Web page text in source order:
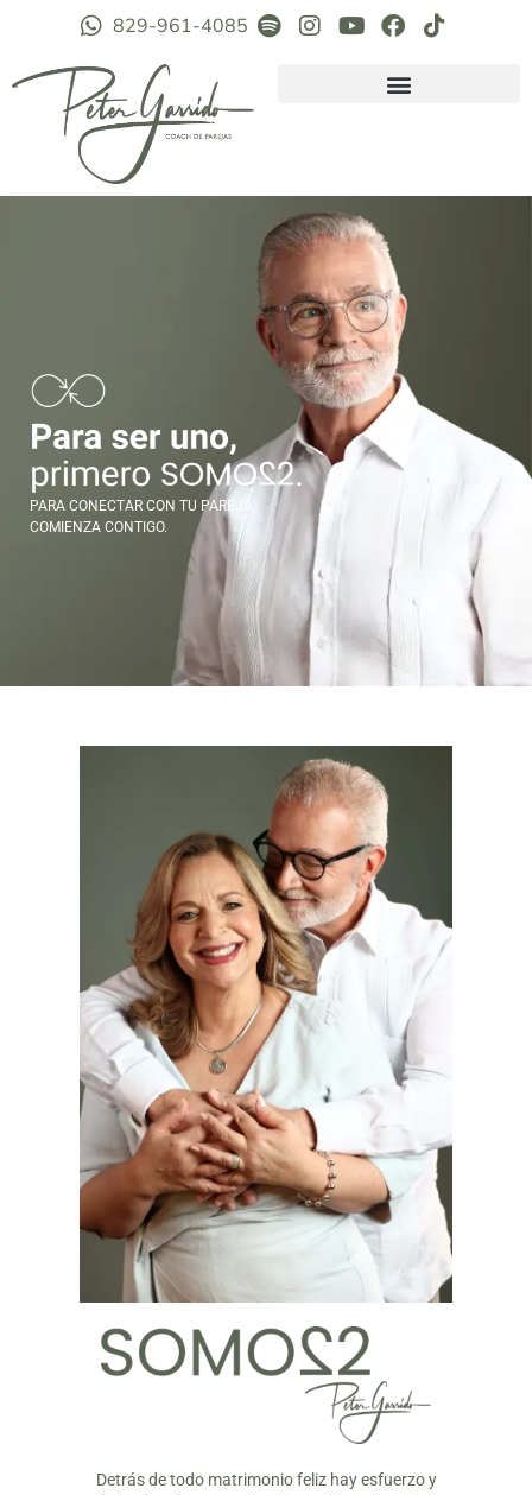
829-961-4085
PARA CONECTAR CON TU PAREJA,
COMIENZA CONTIGO.
Detrás de todo matrimonio feliz hay esfuerzo y